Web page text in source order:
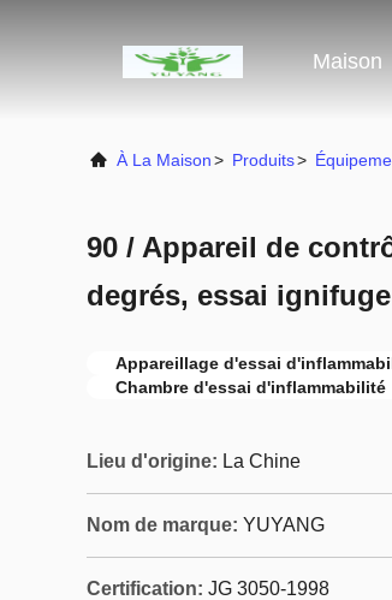
Maison
À La Maison> Produits>
90 / Appareil de
degrés, essai
Appareillage d'essai
Chambre d'essai d'inflammabilité
Lieu d'origine: La Chine
Nom de marque: YUYANG
Certification: JG 3050-1998